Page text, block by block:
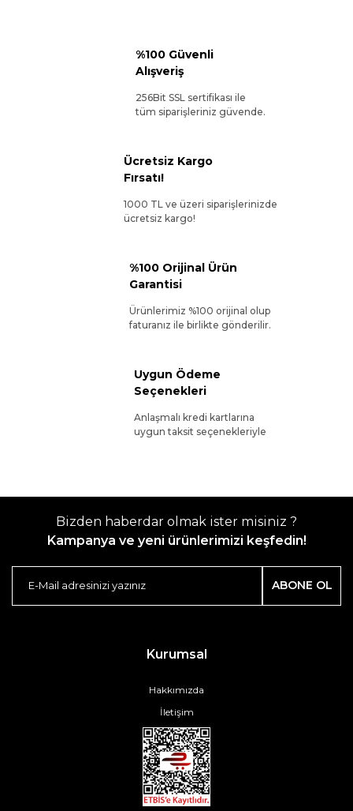
%100 Güvenli
Alışveriş
256Bit SSL sertifikası ile
tüm siparişleriniz güvende.
Ücretsiz Kargo
Fırsatı!
1000 TL ve üzeri siparişlerinizde
ücretsiz kargo!
%100 Orijinal Ürün
Garantisi
Ürünlerimiz %100 orijinal olup
faturanız ile birlikte gönderilir.
Uygun Ödeme
Seçenekleri
Anlaşmalı kredi kartlarına
uygun taksit seçenekleriyle
Bizden haberdar olmak ister misiniz ?
Kampanya ve yeni ürünlerimizi keşfedin!
ABONE OL
Kurumsal
Hakkımızda
İletişim